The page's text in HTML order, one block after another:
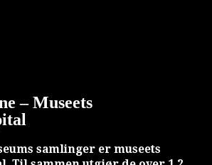
– Museets
samlinger er museets